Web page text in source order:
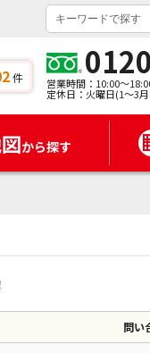
件 営業時間：10:00～
定休日：火曜日(1～3
から探す
問い